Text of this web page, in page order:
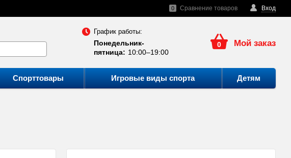
Вход
0 Сравнение товаров
График работы:
Понедельник-
пятница: 10:00–19:00
0 Мой заказ
Спорттовары Игровые виды спорта Детям